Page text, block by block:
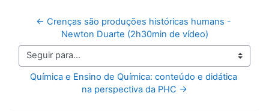
← Crenças são produções históricas humans -
Newton Duarte (2h30min de vídeo)
Seguir para...
Química e Ensino de Química: conteúdo e didática
na perspectiva da PHC →